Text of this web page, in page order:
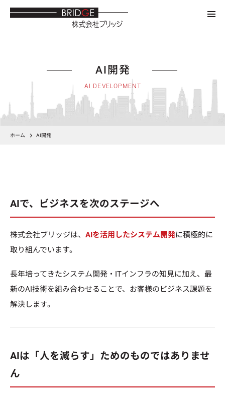
AI開発
AI DEVELOPMENT
ホーム AI開発
AIで、ビジネスを次のステージへ
株式会社ブリッジは、 AIを活用したシステム開発に積極的に
取り組んでいます。
長年培ってきたシステム開発・ITインフラの知見に加え、最
新のAI技術を組み合わせることで、お客様のビジネス課題を
解決します。
AIは「人を減らす」ためのものではありませ
ん